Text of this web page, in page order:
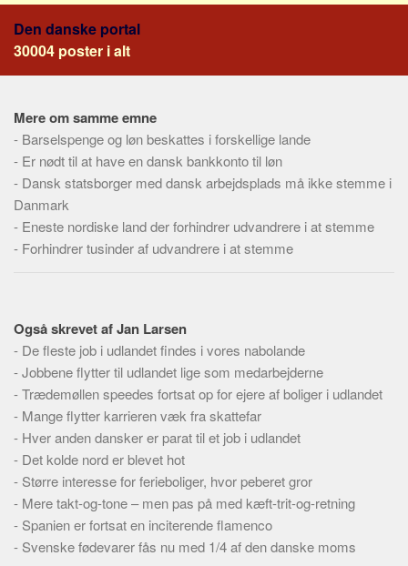
Social sikring og sundhed
Transport
Aspekter
Køb og salg
Økonomi
Jura og regler
Skatter og afgifter
Meta
Dokumenttyper
Emner
Skribenter
Personer
Steder
Kilder
Om
Den danske portal
30004 poster i alt
Mere om samme emne
- Barselspenge og løn beskattes i forskellige lande
- Er nødt til at have en dansk bankkonto til løn
- Dansk statsborger med dansk arbejdsplads må ikke stemme i
Danmark
- Eneste nordiske land der forhindrer udvandrere i at stemme
- Forhindrer tusinder af udvandrere i at stemme
Også skrevet af Jan Larsen
- De fleste job i udlandet findes i vores nabolande
-Jobbene flytter til udlandet lige som medarbejderne
-Trædemøllen speedes fortsat op for ejere af boliger i udlandet
- Mange flytter karrieren væk fra skattefar
- Hver anden dansker er parat til et job i udlandet
- Det kolde nord er blevet hot
- Større interesse for ferieboliger, hvor peberet gror
- Mere takt-og-tone – men pas på med kæft-trit-og-retning
- Spanien er fortsat en inciterende flamenco
- Svenske fødevarer fås nu med 1/4 af den danske moms